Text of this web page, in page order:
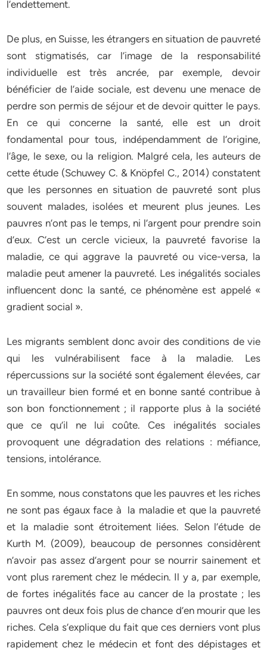
l’endettement.
De plus, en Suisse, les étrangers en situation de pauvreté
sont stigmatisés, car l’image de la responsabilité
individuelle est très ancrée, par exemple, devoir
bénéficier de l’aide sociale, est devenu une menace de
perdre son permis de séjour et de devoir quitter le pays.
En ce qui concerne la santé, elle est un droit
fondamental pour tous, indépendamment de l’origine,
l’âge, le sexe, ou la religion. Malgré cela, les auteurs de
cette étude (Schuwey C. & Knöpfel C., 2014) constatent
que les personnes en situation de pauvreté sont plus
souvent malades, isolées et meurent plus jeunes. Les
pauvres n’ont pas le temps, ni l’argent pour prendre soin
d’eux. C’est un cercle vicieux, la pauvreté favorise la
maladie, ce qui aggrave la pauvreté ou vice-versa, la
maladie peut amener la pauvreté. Les inégalités sociales
influencent donc la santé, ce phénomène est appelé «
gradient social ».
Les migrants semblent donc avoir des conditions de vie
qui les vulnérabilisent face à la maladie. Les
répercussions sur la société sont également élevées, car
un travailleur bien formé et en bonne santé contribue à
son bon fonctionnement ; il rapporte plus à la société
que ce qu’il ne lui coûte. Ces inégalités sociales
provoquent une dégradation des relations : méfiance,
tensions, intolérance.
En somme, nous constatons que les pauvres et les riches
ne sont pas égaux face à la maladie et que la pauvreté
et la maladie sont étroitement liées. Selon l’étude de
Kurth M. (2009), beaucoup de personnes considèrent
n’avoir pas assez d’argent pour se nourrir sainement et
vont plus rarement chez le médecin. Il y a, par exemple,
de fortes inégalités face au cancer de la prostate ; les
pauvres ont deux fois plus de chance d’en mourir que les
riches. Cela s’explique du fait que ces derniers vont plus
rapidement chez le médecin et font des dépistages et